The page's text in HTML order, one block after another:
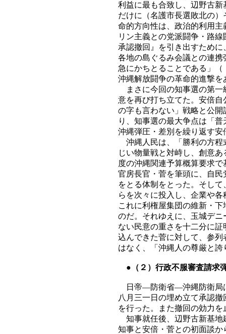
利益に最も合致し、辺野古
だけに（名護市長選敗北の
命的方向性は、政治的利用
リン主義との党派闘争・路
承認撤回』を引き出すため
各地の島ぐるみ会議との連
急にかちとることである」
沖縄解放闘争の革命的進撃
まさに今回の知事選の第一
意を再び打ち立てた。安倍
の字も言わない」戦略と公
り、知事選の最大争点は「
沖縄弾圧・差別を繰り返す
沖縄人民は、「勝利の方程
じい物量戦と対峙し、創意
度の沖縄関連予算概算要求
官房長官・菅を筆頭に、自
をとる体制をとった。そし
らを次々に投入し、企業や
これに利権屋集団の維新・
のだ。それゆえに、玉城デ
ない民意の重さを十二分に
込んできた菅に対して、参
はなく、「沖縄人の尊厳と
●（２）行政不服審査請求
日帝―防衛省―沖縄防衛局
八月三一日の埋め立て承認
を行った。また撤回の効力
知事就任後、辺野古新基地
知事と安倍・菅との初面談